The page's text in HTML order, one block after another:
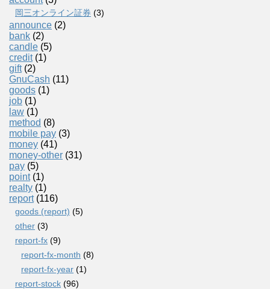
岡三オンライン証券 (3)
announce (2)
bank (2)
candle (5)
credit(1)
gift(2)
GnuCash (11)
goods (1)
job (1)
law (1)
method (8)
mobile pay (3)
money (41)
money-other (31)
pay (5)
point(1)
realty (1)
report(116)
goods (report) (5)
other (3)
report-fx (9)
report-fx-month (8)
report-fx-year (1)
report-stock (96)